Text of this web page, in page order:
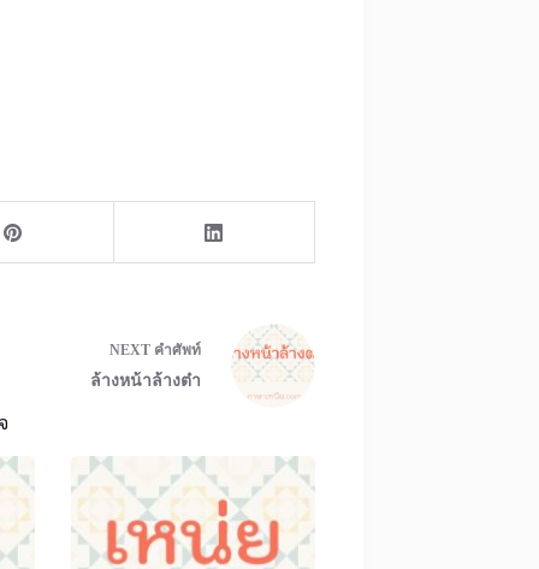
NEXT คำศัพท์
ล้างหน้าล้างต๋า